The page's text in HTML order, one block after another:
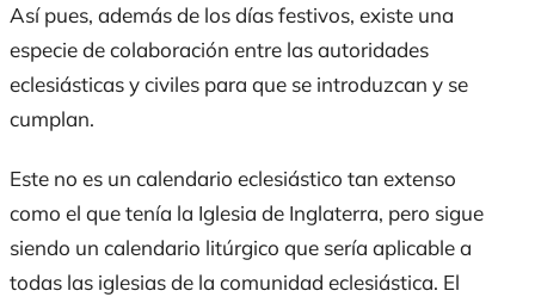
Así pues, además de los días festivos, existe una
especie de colaboración entre las autoridades
eclesiásticas y civiles para que se introduzcan y se
cumplan.
Este no es un calendario eclesiástico tan extenso
como el que tenía la Iglesia de Inglaterra, pero sigue
siendo un calendario litúrgico que sería aplicable a
todas las iglesias de la comunidad eclesiástica. El